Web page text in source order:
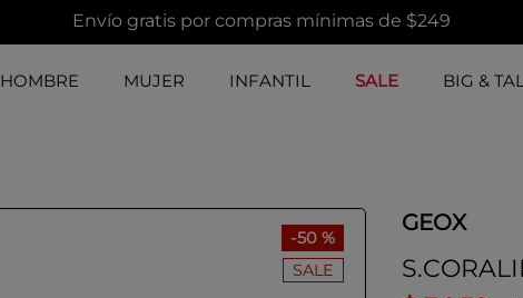
Envío gratis por compras mínimas de $249
HOMBRE MUJER INFANTIL SALE BIG &
-50 %
SALE
GEOX